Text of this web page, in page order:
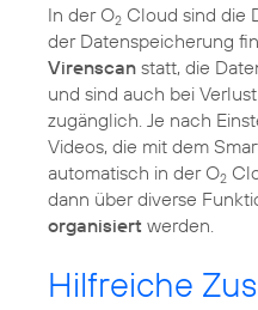
In der O2 Cloud sind die
der Datenspeicherung
Virenscan statt, die
und sind auch bei
zugänglich. Je nach
Videos, die mit dem
automatisch in der O2
dann über diverse
organisiert werden.
Hilfreiche